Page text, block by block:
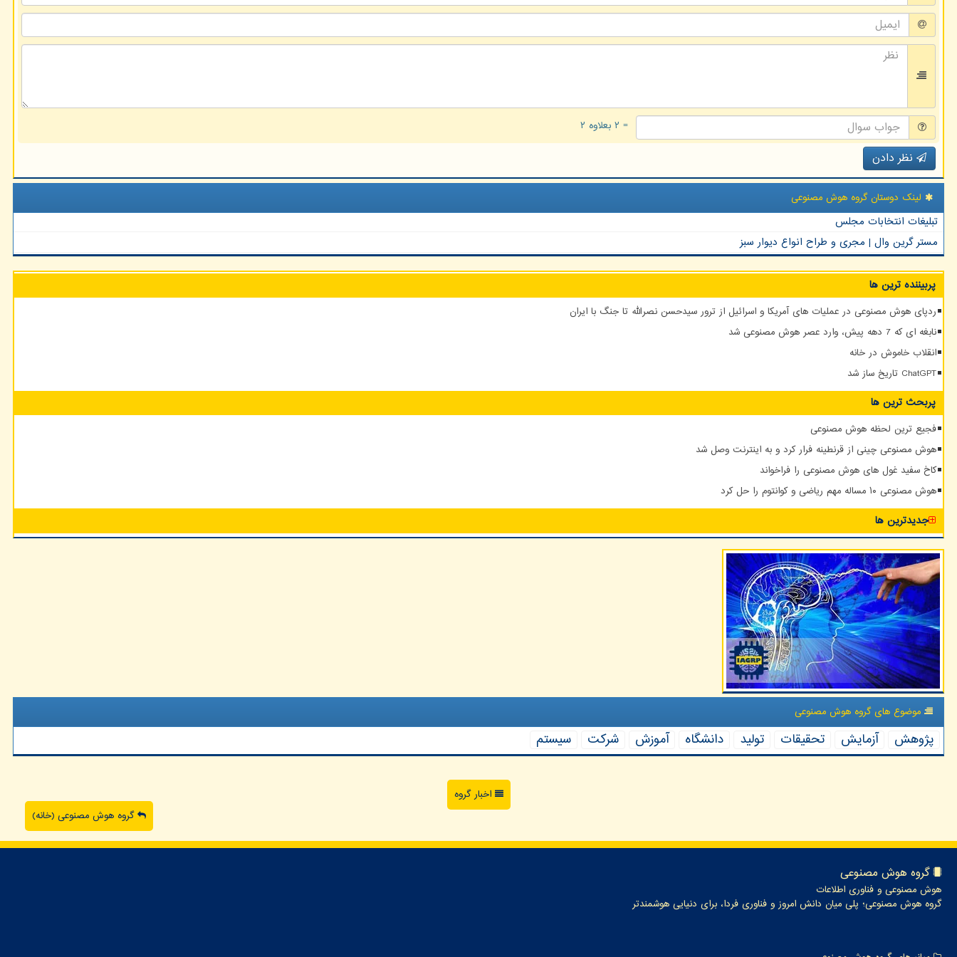
= ۲ بعلاوه ۲
نظر دادن
لینک دوستان گروه هوش مصنوعی
تبلیغات انتخابات مجلس
مستر گرین وال | مجری و طراح انواع دیوار سبز
پربیننده ترین ها
ردپای هوش مصنوعی در عملیات های آمریکا و اسرائیل از ترور سیدحسن نصرالله تا جنگ با ایران
نابغه ای که 7 دهه پیش، وارد عصر هوش مصنوعی شد
انقلاب خاموش در خانه
ChatGPT تاریخ ساز شد
پربحث ترین ها
فجیع ترین لحظه هوش مصنوعی
هوش مصنوعی چینی از قرنطینه فرار کرد و به اینترنت وصل شد
کاخ سفید غول های هوش مصنوعی را فراخواند
هوش مصنوعی ۱۰ مساله مهم ریاضی و کوانتوم را حل کرد
جدیدترین ها
موضوع های گروه هوش مصنوعی
پژوهش آزمایش تحقیقات تولید دانشگاه آموزش شركت سیستم
اخبار گروه
گروه هوش مصنوعی (خانه)
گروه هوش مصنوعی
هوش مصنوعی و فناوری اطلاعات
گروه هوش مصنوعی؛ پلی میان دانش امروز و فناوری فردا، برای دنیایی هوشمندتر